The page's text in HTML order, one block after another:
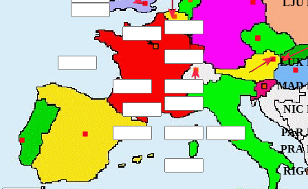
LUX
MAD
NIC
PAR
PRA
RIG